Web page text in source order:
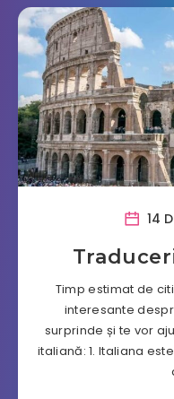
14
Timp estimat de
interesante
surprinde și te vor
italiană: 1. Italiana